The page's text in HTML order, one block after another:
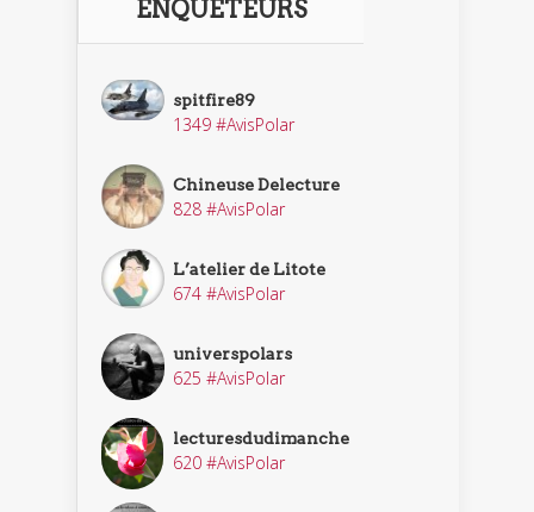
ENQUÊTEURS
spitfire89
1349 #AvisPolar
Chineuse Delecture
828 #AvisPolar
L’atelier de Litote
674 #AvisPolar
universpolars
625 #AvisPolar
lecturesdudimanche
620 #AvisPolar